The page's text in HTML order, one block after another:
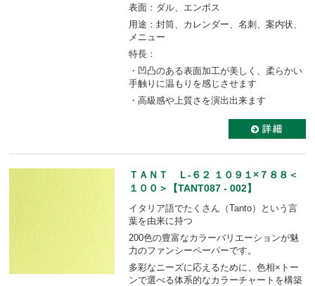
表面：ダル、エンボス
用途：封筒、カレンダー、名刺、案内状、
メニュー
特長：
・凹凸のある表面加工が美しく、柔らかい
手触りに温もりを感じさせます
・高級感や上質さを演出出来ます
ＴＡＮＴ Ｌ-６２ １０９１×７８８＜
１００＞【TANT087 - 002】
イタリア語でたくさん（Tanto）という言
葉を由来に持つ
200色の豊富なカラーバリエーションが魅
力のファンシーペーパーです。
多彩なニーズに応えるために、色相×トー
ンで選べる体系的なカラーチャートを構築